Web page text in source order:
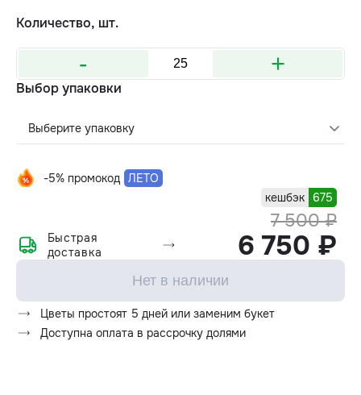
Количество, шт.
- +
Выбор упаковки
Выберите упаковку
-5% промокод ЛЕТО
кешбэк 675
7 500 ₽
6 750 ₽
Быстрая
доставка
Нет в наличии
Цветы простоят 5 дней или заменим букет
Доступна оплата в рассрочку долями